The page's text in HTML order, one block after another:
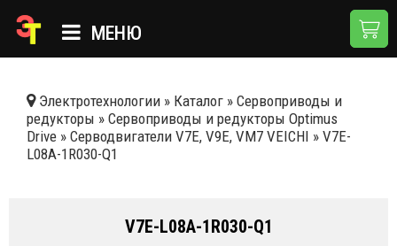
МЕНЮ
КАТАЛОГ
О КОМПАНИИ
Электротехнологии » Каталог » Сервоприводы и
редукторы » Сервоприводы и редукторы Optimus
Drive » Серводвигатели V7E, V9E, VM7 VEICHI » V7E-
L08A-1R030-Q1
V7E-L08A-1R030-Q1